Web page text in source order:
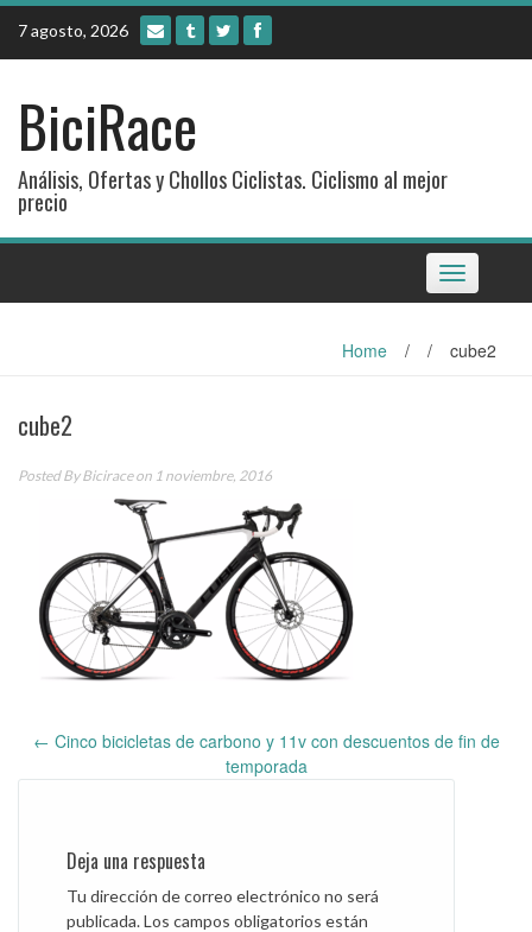
Skip
content
7 agosto, 2026
BiciRace
Análisis, Ofertas y Chollos Ciclistas. Ciclismo al mejor
precio
Toggle
navigation
Home / / cube2
cube2
Posted ByBiciraceon 1 noviembre, 2016
navigation
← Cinco bicicletas de carbono y 11v con descuentos de fin de
temporada
Deja una respuesta
Tu dirección de correo electrónico no será
publicada.Los campos obligatorios están